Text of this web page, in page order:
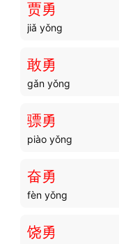
斗府
斗叟
斗水
斗酒
贾勇
jiǎ yǒng
敢勇
gǎn yǒng
骠勇
piào yǒng
奋勇
fèn yǒng
饶勇